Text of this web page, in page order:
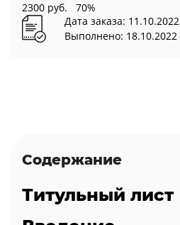
2300 руб.
70%
Дата заказа: 11.10.2022
Выполнено: 18.10.2022
Содержание
Титульный лист